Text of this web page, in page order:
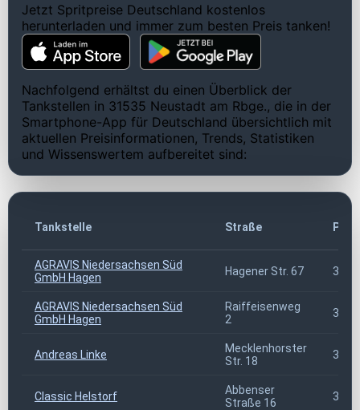
Jetzt Spritpreise Deutschland kostenlos
herunterladen und immer zum besten Preis tanken!
Nachfolgend erhältst du einen Überblick der
Tankstellen in 31535 Neustadt am Rbge., die in der
Smartphone-App für Deutschland übersichtlich mit
aktuellen Preisinformationen, Trends, Statistiken
und Wissenswertem aufbereitet sind:
Tankstelle Straße PLZ
AGRAVIS Niedersachsen Süd
GmbH Hagen
Hagener Str. 67
AGRAVIS Niedersachsen Süd
GmbH Hagen
Raiffeisenweg
2
Andreas Linke
Mecklenhorster
Str. 18
Classic Helstorf
Abbenser
Straße 16